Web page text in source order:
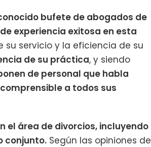
bufete de abogados de
experiencia exitosa en esta
servicio y la eficiencia de su
de su práctica, y siendo
de personal que habla
a todos sus
el área de divorcios, incluyendo
conjunto. Según las opiniones de